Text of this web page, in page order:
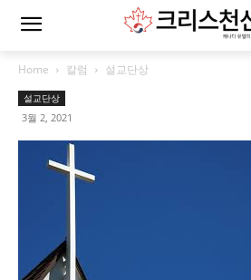
Home 칼럼 설교단상
설교단상
3월 2, 2021